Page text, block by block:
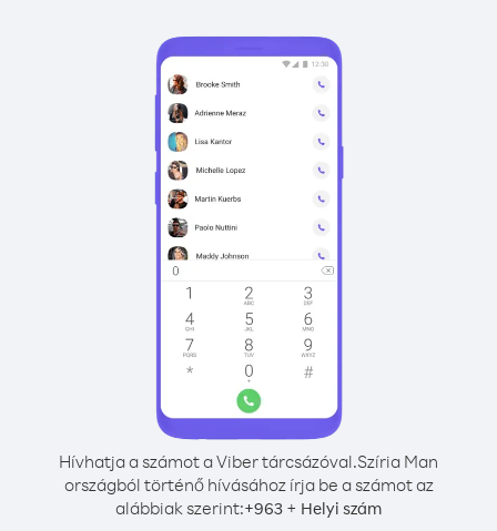
Hívhatja a számot a Viber tárcsázóval.Szíria Man
országból történő hívásához írja be a számot az
alábbiak szerint:+963 + Helyi szám